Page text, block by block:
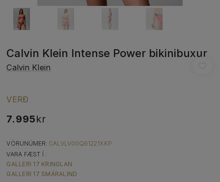
Calvin Klein Intense Power bikinibuxur
Calvin Klein
VERÐ
7.995kr
VÖRUNÚMER: CALVLV00Q61221XKP
VARA FÆST Í :
GALLERI 17 KRINGLAN
GALLERI 17 SMÁRALIND